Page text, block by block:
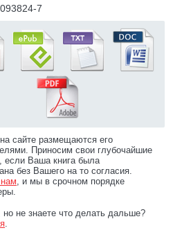
7
сайте размещаются его
Приносим свои глубочайшие
если Ваша книга была
без Вашего на то согласия.
, и мы в срочном порядке
не знаете что делать дальше?
.